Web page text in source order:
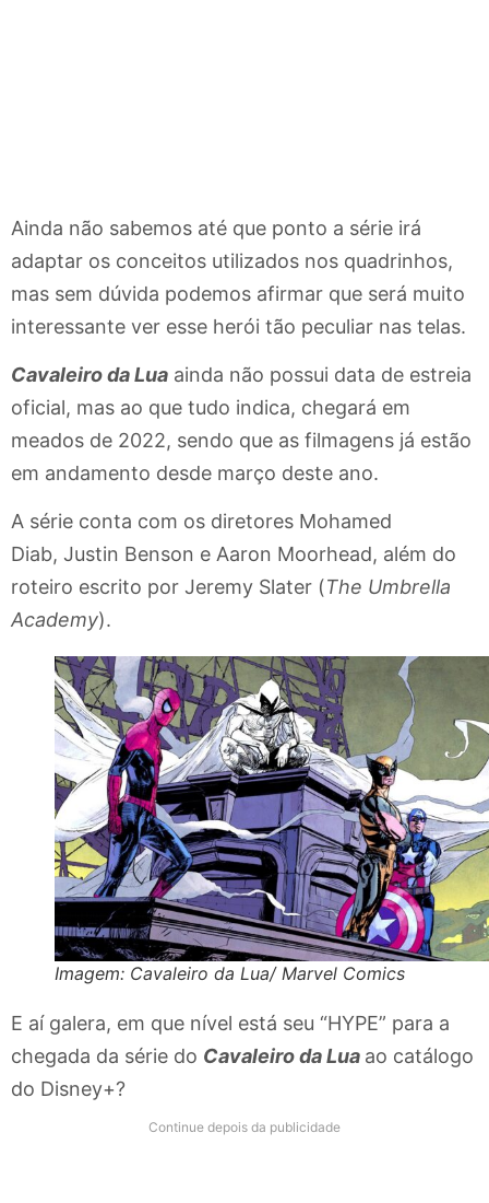
Ainda não sabemos até que ponto a série irá
adaptar os conceitos utilizados nos quadrinhos,
mas sem dúvida podemos afirmar que será muito
interessante ver esse herói tão peculiar nas telas.
Cavaleiro da Lua ainda não possui data de estreia
oficial, mas ao que tudo indica, chegará em
meados de 2022, sendo que as filmagens já estão
em andamento desde março deste ano.
A série conta com os diretores Mohamed
Diab, Justin Benson e Aaron Moorhead, além do
roteiro escrito por Jeremy Slater (The Umbrella
Academy).
Imagem: Cavaleiro da Lua/ Marvel Comics
E aí galera, em que nível está seu “HYPE” para a
chegada da série do Cavaleiro da Lua ao catálogo
do Disney+?
Continue depois da publicidade